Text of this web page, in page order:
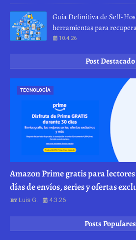
Guía Definitiva de Self-
herramientas para
10.4.26
Post Destacado
TECNOLOGÍA
Amazon Prime gratis para lectores
días de envíos, series y ofertas
Luis G. 4.3.26
Posts Populares